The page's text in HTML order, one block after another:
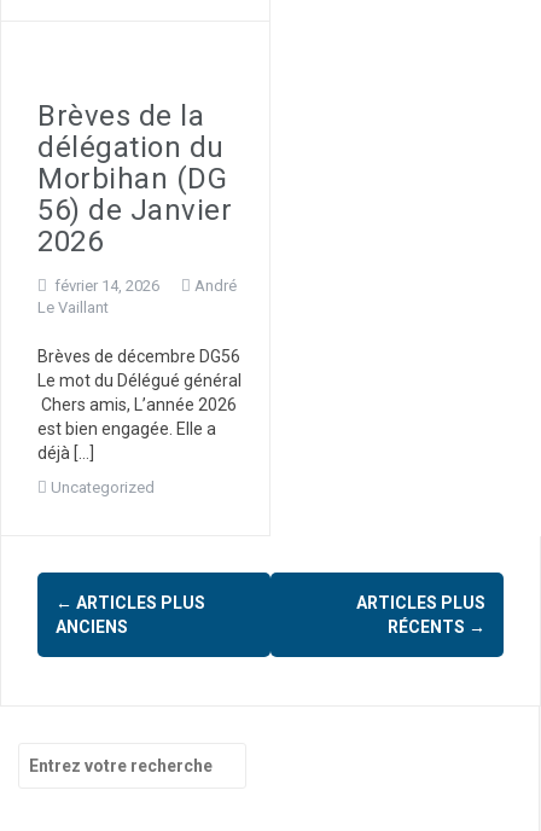
Brèves de la
délégation du
Morbihan (DG
56) de Janvier
2026
février 14, 2026
André
Le Vaillant
Brèves de décembre DG56
Le mot du Délégué général
Chers amis, L’année 2026
est bien engagée. Elle a
déjà […]
Uncategorized
N
a
g
← ARTICLES PLUS
ANCIENS
ARTICLES PLUS
RÉCENTS →